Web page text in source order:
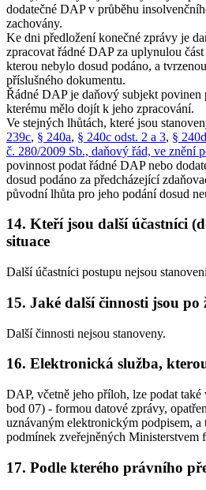
dodatečné DAP v průběhu
zachovány.
Ke dni předložení konečné zprávy je
zpracovat řádné DAP za uplynulou
kterou nebylo dosud podáno, a
příslušného dokumentu.
Řádné DAP je daňový subjekt povinen
kterému mělo dojít k jeho zpracování.
Ve stejných lhůtách, které jsou
239c, § 240a, § 240c odst. 2 a 3, § 240d
č. 280/2009 Sb., daňový řád, ve znění
povinnost podat řádné DAP nebo
dosud podáno za předcházející
původní lhůta pro jeho podání dosud
14. Kteří jsou další účastníci
situace
Další účastníci postupu nejsou
15. Jaké další činnosti jsou
Další činnosti nejsou stanoveny.
16. Elektronická služba,
DAP, včetně jeho příloh, lze podat také
bod 07) - formou datové zprávy,
uznávaným elektronickým podpisem, a
podmínek zveřejněných Ministerstvem
17. Podle kterého právního